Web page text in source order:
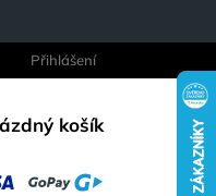
Přihlášení
Nákupní
košík